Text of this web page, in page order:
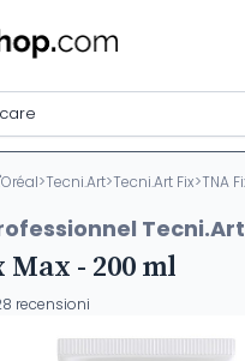
>Tecni.Art>Tecni.Art Fix>TNA
Max - 200 ml
recensioni